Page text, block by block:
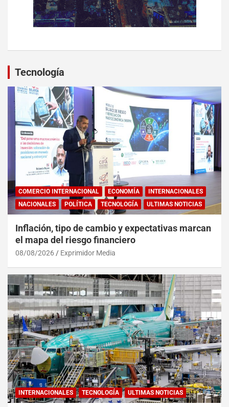
Tecnología
COMERCIO INTERNACIONAL ECONOMÍA
INTERNACIONALES
NACIONALES
POLÍTICA TECNOLOGÍA ULTIMAS NOTICIAS
Inflación, tipo de cambio y expectativas marcan
el mapa del riesgo financiero
08/08/2026 Exprimidor Media
INTERNACIONALES TECNOLOGÍA ULTIMAS NOTICIAS